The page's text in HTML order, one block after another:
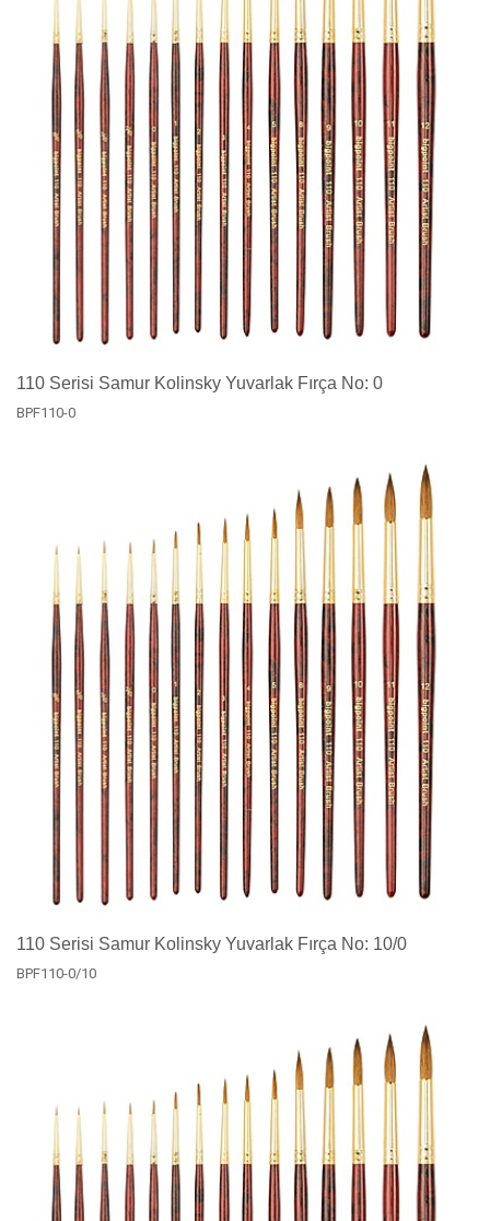
110 Serisi Samur Kolinsky Yuvarlak Fırça No: 0
BPF110-0
110 Serisi Samur Kolinsky Yuvarlak Fırça No: 10/0
BPF110-0/10